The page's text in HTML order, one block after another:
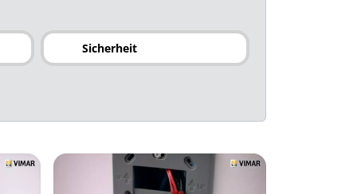
Sicherheit